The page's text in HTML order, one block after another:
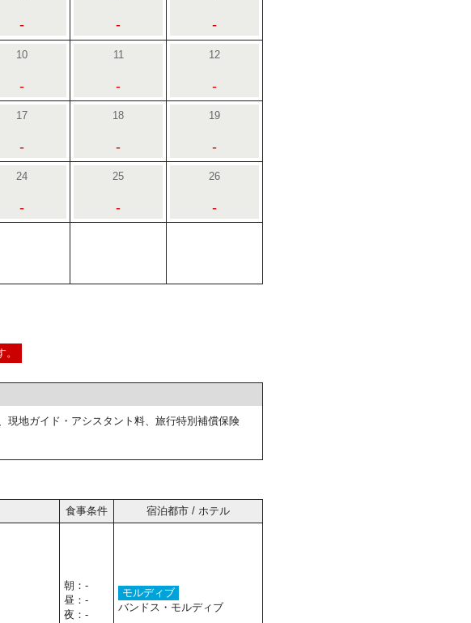
- - -
10
-
11
-
12
-
17
-
18
-
19
-
24
-
25
-
26
-
現地ガイド・アシスタント料、旅行特別補償保険
食事条件
宿泊都市 / ホテル
朝：-
昼：-
夜：-
モルディブ
バンドス・モルディブ